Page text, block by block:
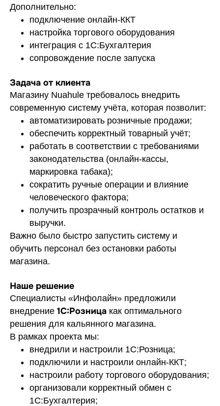
Дополнительно:
подключение онлайн-ККТ
настройка торгового оборудования
интеграция с 1С:Бухгалтерия
сопровождение после запуска
Задача от клиента
Магазину Nuahule требовалось внедрить
современную систему учёта, которая позволит:
автоматизировать розничные продажи;
обеспечить корректный товарный учёт;
работать в соответствии с требованиями
законодательства (онлайн-кассы,
маркировка табака);
сократить ручные операции и влияние
человеческого фактора;
получить прозрачный контроль остатков и
выручки.
Важно было быстро запустить систему и
обучить персонал без остановки работы
магазина.
Наше решение
Специалисты «Инфолайн» предложили
внедрение 1С:Розница как оптимального
решения для кальянного магазина.
В рамках проекта мы:
внедрили и настроили 1С:Розница;
подключили и настроили онлайн-ККТ;
настроили работу торгового оборудования;
организовали корректный обмен с
1С:Бухгалтерия;